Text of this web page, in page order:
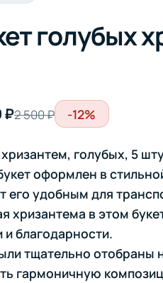
голубых
₽2 500 ₽ -12%
голубых, 5
оформлен в
его удобным для
хризантема в этом
и благодарности.
тщательно отобраны
гармоничную